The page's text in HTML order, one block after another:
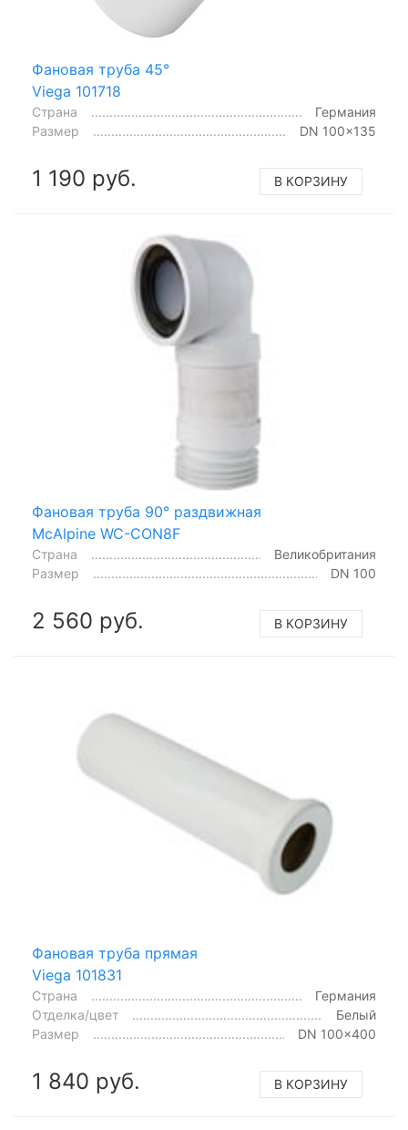
Фановая труба 45°
Viega 101718
Страна
Германия
Размер
DN 100x135
1 190 руб. В КОРЗИНУ
Фановая труба 90° раздвижная
McAlpine WC-CON8F
Страна
Великобритания
Размер
DN 100
2 560 руб. В КОРЗИНУ
Фановая труба прямая
Viega 101831
Страна
Германия
Отделка/цвет
Белый
Размер
DN 100x400
1 840 руб. В КОРЗИНУ